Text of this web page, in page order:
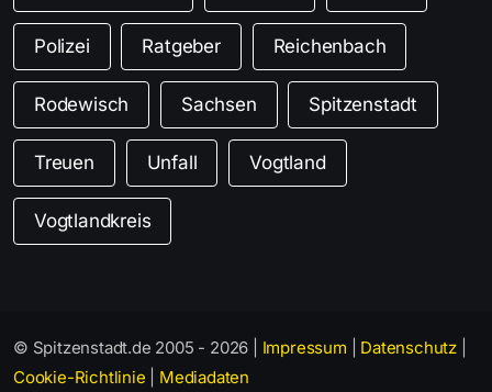
Polizei Ratgeber Reichenbach
Rodewisch Sachsen Spitzenstadt
Treuen Unfall Vogtland
Vogtlandkreis
© Spitzenstadt.de 2005 - 2026 | Impressum Datenschutz
Cookie-Richtlinie
Mediadaten